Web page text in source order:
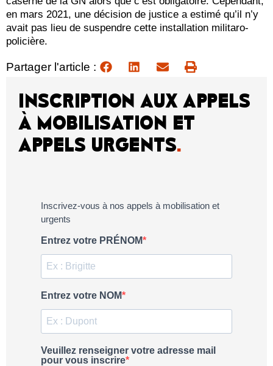
en mars 2021, une décision de justice a estimé qu’il n’y
avait pas lieu de suspendre cette installation militaro-
policière.
Partager l'article :
INSCRIPTION AUX APPELS
À MOBILISATION ET
APPELS URGENTS.
Inscrivez-vous à nos appels à mobilisation et
urgents
Entrez votre PRÉNOM
Entrez votre NOM
Veuillez renseigner votre adresse mail
pour vous inscrire